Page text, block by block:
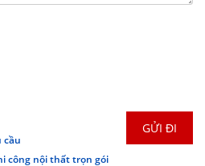
cầu
công nội thất trọn gói